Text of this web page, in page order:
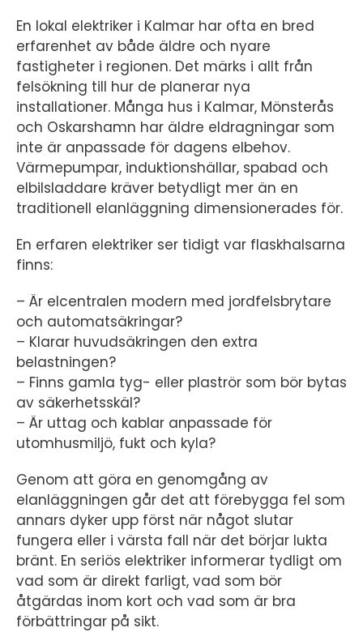
En lokal elektriker i Kalmar har ofta en bred
erfarenhet av både äldre och nyare
fastigheter i regionen. Det märks i allt från
felsökning till hur de planerar nya
installationer. Många hus i Kalmar, Mönsterås
och Oskarshamn har äldre eldragningar som
inte är anpassade för dagens elbehov.
Värmepumpar, induktionshällar, spabad och
elbilsladdare kräver betydligt mer än en
traditionell elanläggning dimensionerades för.
En erfaren elektriker ser tidigt var flaskhalsarna
finns:
– Är elcentralen modern med jordfelsbrytare
och automatsäkringar?
– Klarar huvudsäkringen den extra
belastningen?
– Finns gamla tyg- eller plaströr som bör bytas
av säkerhetsskäl?
– Är uttag och kablar anpassade för
utomhusmiljö, fukt och kyla?
Genom att göra en genomgång av
elanläggningen går det att förebygga fel som
annars dyker upp först när något slutar
fungera eller i värsta fall när det börjar lukta
bränt. En seriös elektriker informerar tydligt om
vad som är direkt farligt, vad som bör
åtgärdas inom kort och vad som är bra
förbättringar på sikt.